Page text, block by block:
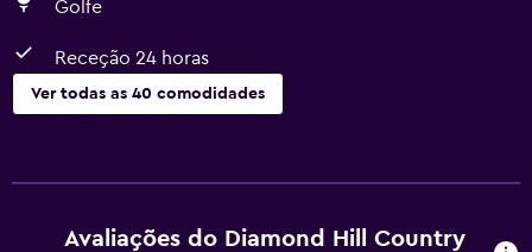
Golfe
Receção 24 horas
Ver todas as 40 comodidades
Wi-Fi gratuito
Wi-Fi disponível em todas as áreas
Avaliações do Diamond Hill Country